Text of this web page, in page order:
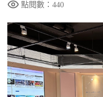
點閱數：440